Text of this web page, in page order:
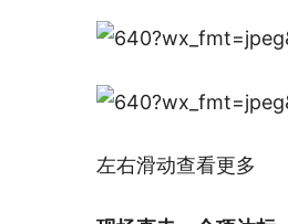
左右滑动查看更多